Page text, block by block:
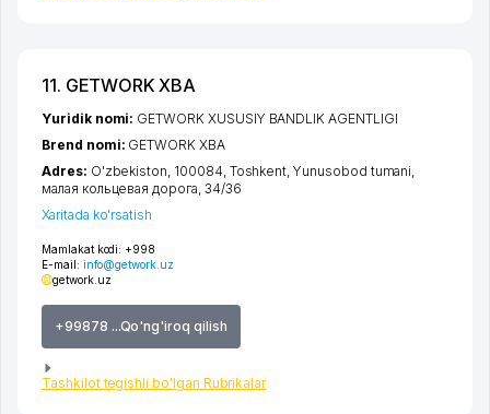
11. GETWORK XBA
Mamlakat kodi: +998
E-mail: info@getwork.uz
getwork.uz
+99878 ...Qo'ng'iroq qilish
Tashkilot tegishli bo'lgan Rubrikalar
Yuridik nomi: GETWORK XUSUSIY BANDLIK AGENTLIGI
Brend nomi: GETWORK XBA
Adres: O'zbekiston, 100084, Toshkent,Yunusobod tumani,
малая кольцевая дорога, 34/36
Xaritada ko'rsatish